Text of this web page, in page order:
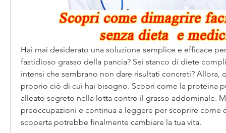
Hai mai desiderato una soluzione semplice e efficace
fastidioso grasso della pancia? Sei stanco di diete
intensi che sembrano non dare risultati concreti? Allora,
proprio ciò di cui hai bisogno. Scopri come la proteina
alleato segreto nella lotta contro il grasso addominale.
preoccupazioni e continua a leggere per scoprire come
scoperta potrebbe finalmente cambiare la tua vita.